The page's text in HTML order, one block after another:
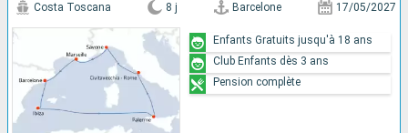
Costa Toscana 8 j Barcelone 17/05/2027
Enfants Gratuits jusqu'à 18 ans
Club Enfants dès 3 ans
Pension complète